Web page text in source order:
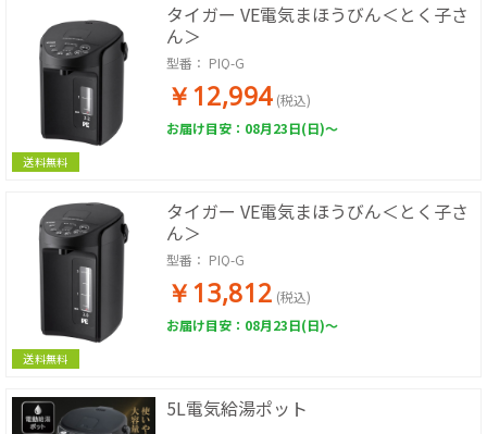
送料無料
タイガー VE電気まほうびん＜とく子さ
ん＞
型番： PIQ-G
￥12,994 (税込)
お届け目安：08月23日(日)～
送料無料
タイガー VE電気まほうびん＜とく子さ
ん＞
型番： PIQ-G
￥13,812 (税込)
お届け目安：08月23日(日)～
5L電気給湯ポット